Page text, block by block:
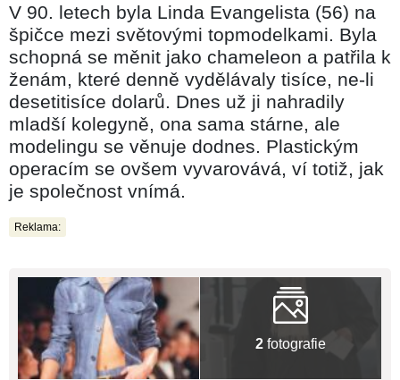
V 90. letech byla Linda Evangelista (56) na
špičce mezi světovými topmodelkami. Byla
schopná se měnit jako chameleon a patřila k
ženám, které denně vydělávaly tisíce, ne-li
desetitisíce dolarů. Dnes už ji nahradily
mladší kolegyně, ona sama stárne, ale
modelingu se věnuje dodnes. Plastickým
operacím se ovšem vyvarovává, ví totiž, jak
je společnost vnímá.
Reklama:
2 fotografie